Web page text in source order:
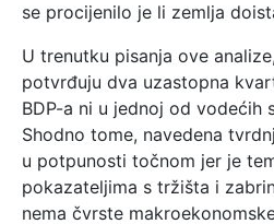
se procijenilo je li zemlja
U trenutku pisanja ove
potvrđuju dva uzastopna
BDP-a ni u jednoj od vodećih
Shodno tome, navedena
u potpunosti točnom jer je
pokazateljima s tržišta i
nema čvrste